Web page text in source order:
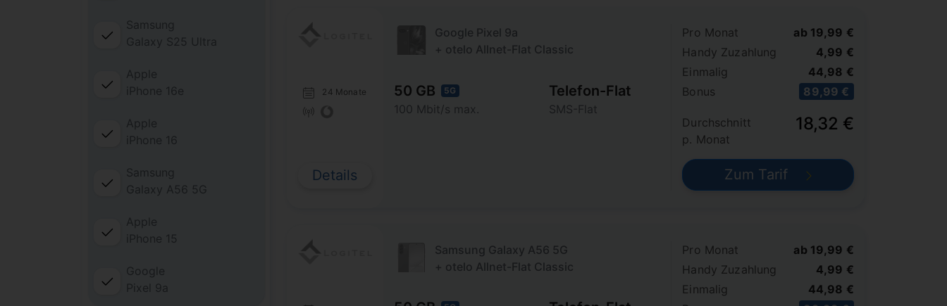
Samsung
Galaxy S25 Ultra
Apple
iPhone 16e
Apple
iPhone 16
Samsung
Galaxy A56 5G
Apple
iPhone 15
Google
Pixel 9a
24 Monate
Details
Google Pixel 9a
+ otelo Allnet-Flat Classic
50 GB 5G
100 Mbit/s max.
Telefon-Flat
SMS-Flat
Pro Monat
Handy Zuzahlung
Einmalig
Bonus
ab 19,99 €
4,99 €
44,98 €
89,99 €
Durchschnitt
p. Monat
18,32 €
Zum Tarif
Samsung Galaxy A56 5G
+ otelo Allnet-Flat Classic
Pro Monat
Handy Zuzahlung
Einmalig
ab 19,99 €
4,99 €
44,98 €